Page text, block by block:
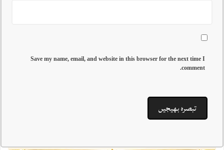
Save my name, email, and website in this browser for the next time I
comment.